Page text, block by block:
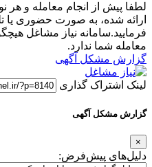
انجام معامله و هر نوع
به صورت حضوری یا تلفنی
نیاز مشاغل هیچگونه منفعت
آگهی
گذاری
آگهی